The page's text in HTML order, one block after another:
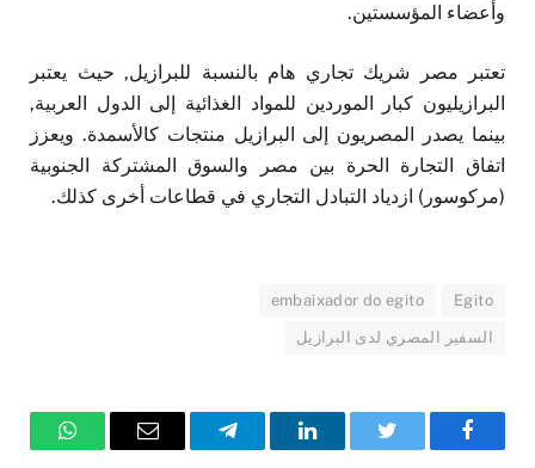
وأعضاء المؤسستين.
تعتبر مصر شريك تجاري هام بالنسبة للبرازيل, حيث يعتبر
البرازيليون كبار الموردين للمواد الغذائية إلى الدول العربية,
بينما يصدر المصريون إلى البرازيل منتجات كالأسمدة. ويعزز
اتفاق التجارة الحرة بين مصر والسوق المشتركة الجنوبية
(مركوسور) ازدياد التبادل التجاري في قطاعات أخرى كذلك.
Egito
embaixador do egito
السفير المصري لدى البرازيل
فيسبوك تويتر لينكدإن تيلقرام
البريد
واتساب